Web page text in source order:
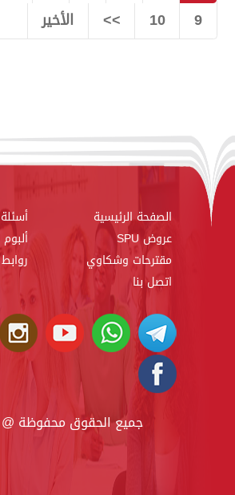
9
10
>> الأخير
الصفحة الرئيسية
عروض SPU
ألبوم SPU
مقترحات وشكاوي
اتصل بنا
جميع الحقوق محفوظة @ 2026